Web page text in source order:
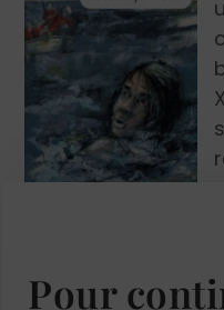
Cependant les
Pour